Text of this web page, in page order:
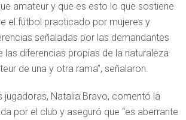
amateur y que es esto lo que sostiene
el fútbol practicado por mujeres y
señaladas por las demandantes
las diferencias propias de la naturaleza
de una y otra rama”, señalaron.
jugadoras, Natalia Bravo, comentó la
por el club y aseguró que “es aberrante